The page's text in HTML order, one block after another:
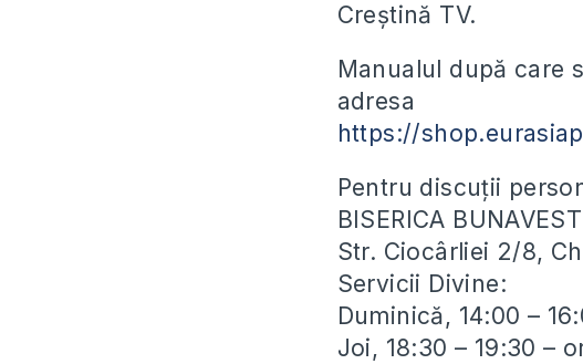
Creștină TV.
Manualul după care
adresa
https://
Pentru discuții
BISERICA
Str. Ciocârliei 2/8,
Servicii Divine:
Duminică, 14:00 –
Joi, 18:30 – 19:30 –